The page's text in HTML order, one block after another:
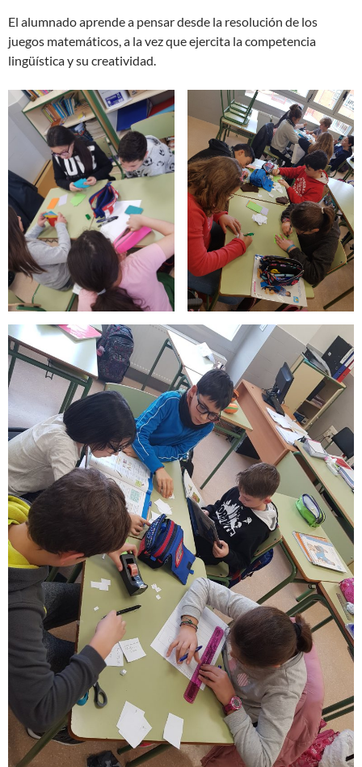
El alumnado aprende a pensar desde la resolución de los
juegos matemáticos, a la vez que ejercita la competencia
lingüística y su creatividad.